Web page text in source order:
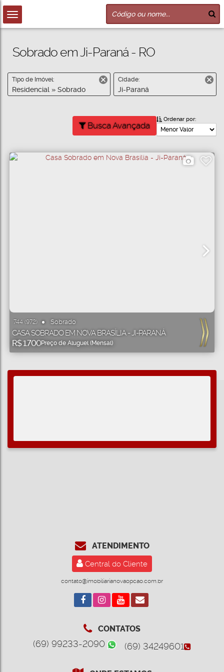
Sobrado em Ji-Paraná - RO
Tipo de Imóvel:
Residencial » Sobrado
Cidade:
Ji-Paraná
Busca Avançada
Ordenar por:
744 (972) Sobrado
R$1.700Preço de Aluguel (Mensal)
CASA SOBRADO EM NOVA BRASÍLIA - JI-PARANÁ
ATENDIMENTO
Central do Cliente
contato@imobiliarianovaopcao.com.br
CONTATOS
(69) 99233-2090 (69) 34249601